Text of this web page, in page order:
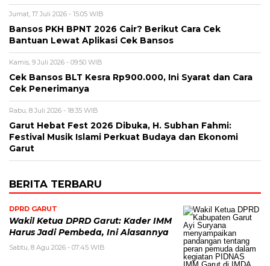
Jumat, 17 Juli 2026 - 15:05 WIB
Bansos PKH BPNT 2026 Cair? Berikut Cara Cek
Bantuan Lewat Aplikasi Cek Bansos
Kamis, 9 Juli 2026 - 09:50 WIB
Cek Bansos BLT Kesra Rp900.000, Ini Syarat dan Cara
Cek Penerimanya
Rabu, 8 Juli 2026 - 18:35 WIB
Garut Hebat Fest 2026 Dibuka, H. Subhan Fahmi:
Festival Musik Islami Perkuat Budaya dan Ekonomi
Garut
BERITA TERBARU
DPRD GARUT
Wakil Ketua DPRD Garut: Kader IMM
Harus Jadi Pembeda, Ini Alasannya
Sabtu, 8 Agu 2026 - 07:45 WIB